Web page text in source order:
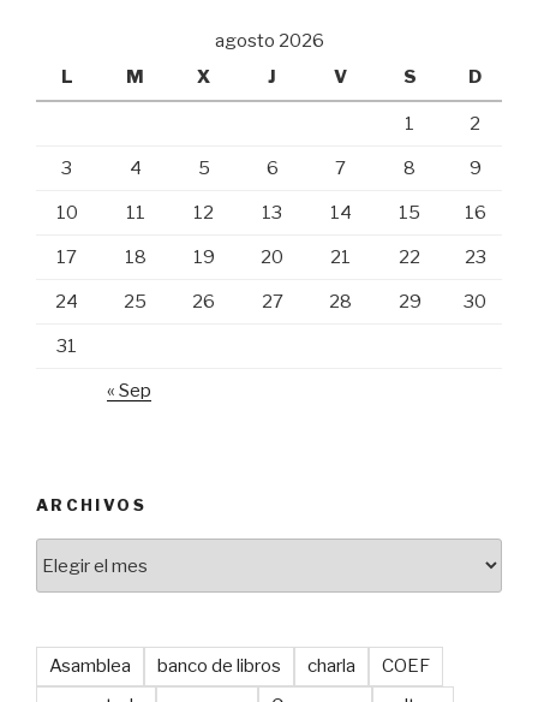
agosto 2026
L
M X J V S D
1 2
3 4 5 6 7 8 9
10 11 12 13 14 15 16
17 18 19 20 21 22 23
24 25 26 27 28 29 30
31
« Sep
ARCHIVOS
Asamblea banco de libros charla
COEF